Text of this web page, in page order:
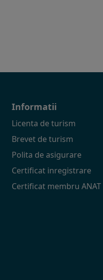
Informatii
Licenta de turism
Brevet de turism
Polita de asigurare
Certificat inregistrare
Certificat membru ANAT